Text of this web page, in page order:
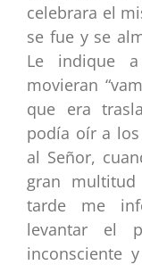
celebrara el
se fue y se
Le indique
movieran
que era
podía oír a
al Señor,
gran
tarde me
levantar el
inconsciente